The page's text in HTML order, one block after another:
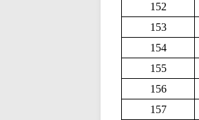
152
153
154
155
156
157